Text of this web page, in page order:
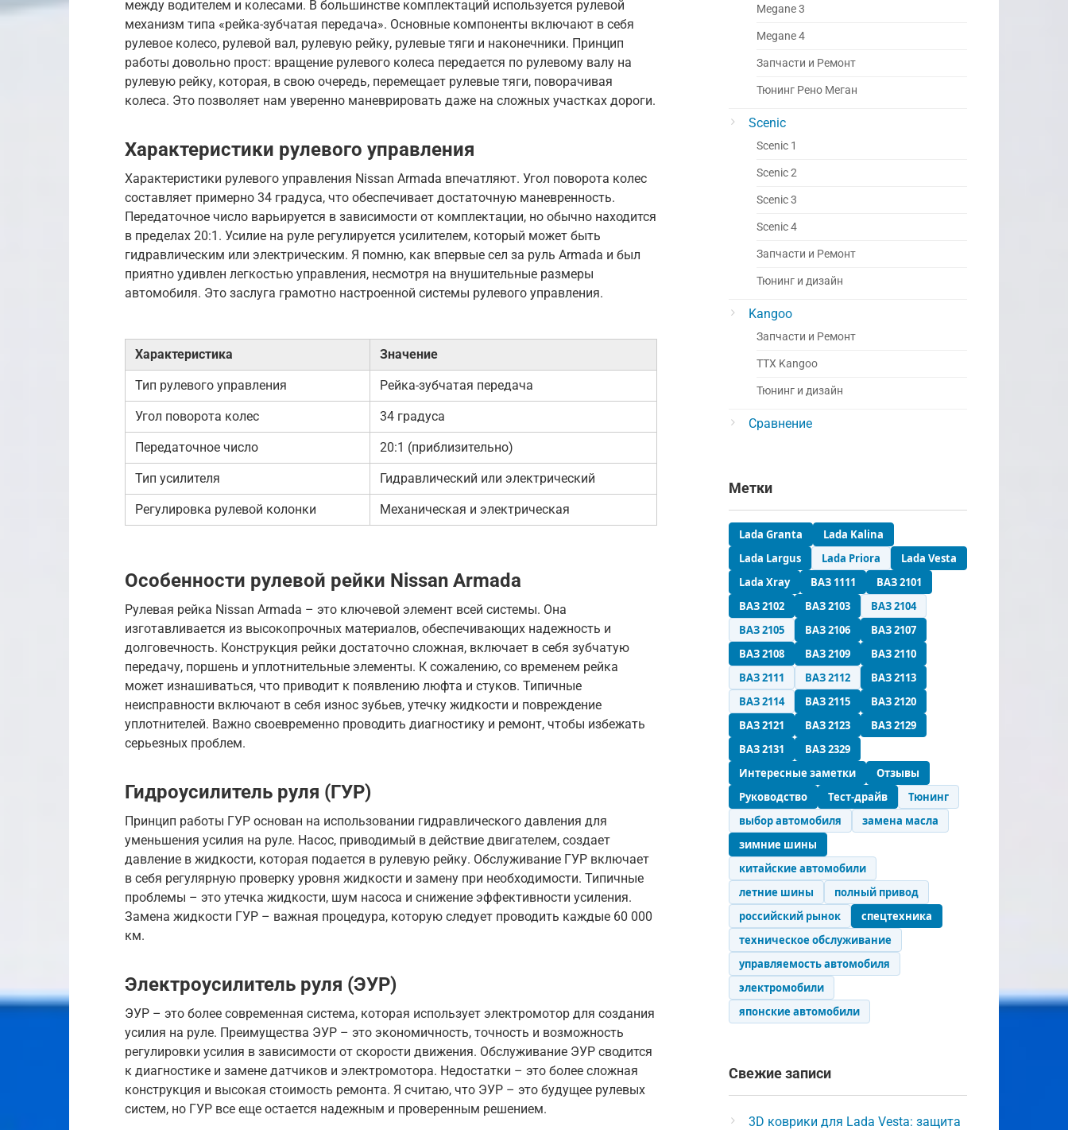
между водителем и колесами. В большинстве комплектаций используется рулевой
механизм типа «рейка-зубчатая передача». Основные компоненты включают в себя
рулевое колесо, рулевой вал, рулевую рейку, рулевые тяги и наконечники. Принцип
работы довольно прост: вращение рулевого колеса передается по рулевому валу на
рулевую рейку, которая, в свою очередь, перемещает рулевые тяги, поворачивая
колеса. Это позволяет нам уверенно маневрировать даже на сложных участках дороги.
Характеристики рулевого управления
Характеристики рулевого управления Nissan Armada впечатляют. Угол поворота колес
составляет примерно 34 градуса, что обеспечивает достаточную маневренность.
Передаточное число варьируется в зависимости от комплектации, но обычно находится
в пределах 20:1. Усилие на руле регулируется усилителем, который может быть
гидравлическим или электрическим. Я помню, как впервые сел за руль Armada и был
приятно удивлен легкостью управления, несмотря на внушительные размеры
автомобиля. Это заслуга грамотно настроенной системы рулевого управления.
Характеристика Значение
Тип рулевого управления Рейка-зубчатая передача
Угол поворота колес 34 градуса
Передаточное число 20:1 (приблизительно)
Тип усилителя Гидравлический или электрический
Регулировка рулевой колонки Механическая и электрическая
Особенности рулевой рейки Nissan Armada
Рулевая рейка Nissan Armada – это ключевой элемент всей системы. Она
изготавливается из высокопрочных материалов, обеспечивающих надежность и
долговечность. Конструкция рейки достаточно сложная, включает в себя зубчатую
передачу, поршень и уплотнительные элементы. К сожалению, со временем рейка
может изнашиваться, что приводит к появлению люфта и стуков. Типичные
неисправности включают в себя износ зубьев, утечку жидкости и повреждение
уплотнителей. Важно своевременно проводить диагностику и ремонт, чтобы избежать
серьезных проблем.
Гидроусилитель руля (ГУР)
Принцип работы ГУР основан на использовании гидравлического давления для
уменьшения усилия на руле. Насос, приводимый в действие двигателем, создает
давление в жидкости, которая подается в рулевую рейку. Обслуживание ГУР включает
в себя регулярную проверку уровня жидкости и замену при необходимости. Типичные
проблемы – это утечка жидкости, шум насоса и снижение эффективности усиления.
Замена жидкости ГУР – важная процедура, которую следует проводить каждые 60 000
км.
Электроусилитель руля (ЭУР)
ЭУР – это более современная система, которая использует электромотор для создания
усилия на руле. Преимущества ЭУР – это экономичность, точность и возможность
регулировки усилия в зависимости от скорости движения. Обслуживание ЭУР сводится
к диагностике и замене датчиков и электромотора. Недостатки – это более сложная
конструкция и высокая стоимость ремонта. Я считаю, что ЭУР – это будущее рулевых
систем, но ГУР все еще остается надежным и проверенным решением.
Megane 3
Megane 4
Запчасти и Ремонт
Тюнинг Рено Меган
Scenic
Scenic 1
Scenic 2
Scenic 3
Scenic 4
Запчасти и Ремонт
Тюнинг и дизайн
Kangoo
Запчасти и Ремонт
ТТХ Kangoo
Тюнинг и дизайн
Сравнение
Метки
Lada Granta
Lada Kalina
Lada Largus
Lada Priora
Lada Vesta
Lada Xray
ВАЗ 1111
ВАЗ 2101
ВАЗ 2102
ВАЗ 2103
ВАЗ 2104
ВАЗ 2105
ВАЗ 2106
ВАЗ 2107
ВАЗ 2108
ВАЗ 2109
ВАЗ 2110
ВАЗ 2111
ВАЗ 2112
ВАЗ 2113
ВАЗ 2114
ВАЗ 2115
ВАЗ 2120
ВАЗ 2121
ВАЗ 2123
ВАЗ 2129
ВАЗ 2131
ВАЗ 2329
Интересные заметки
Отзывы
Руководство
Тест-драйв
Тюнинг
выбор автомобиля
замена масла
зимние шины
китайские автомобили
летние шины
полный привод
российский рынок
спецтехника
техническое обслуживание
управляемость автомобиля
электромобили
японские автомобили
Свежие записи
3D коврики для Lada Vesta: защита